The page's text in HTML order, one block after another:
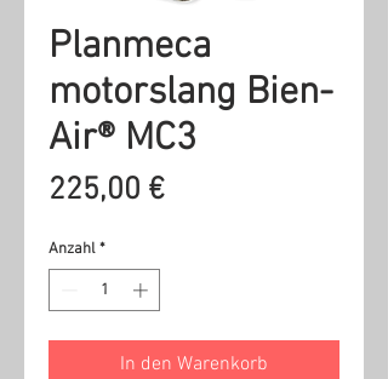
Planmeca
motorslang Bien-
Air® MC3
225,00 €Preis
Anzahl *
In den Warenkorb